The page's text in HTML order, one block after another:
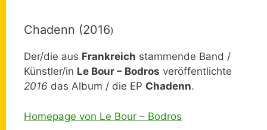
Chadenn (2016)
Der/die aus Frankreich stammende Band /
Künstler/in Le Bour – Bodros veröffentlichte
2016 das Album / die EP Chadenn.
Homepage von Le Bour – Bodros